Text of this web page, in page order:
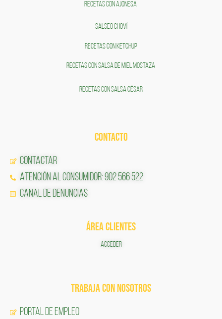
RECETAS CON AJONESA
SALSEO CHOVÍ
RECETAS CON KETCHUP
RECETAS CON SALSA DE MIEL MOSTAZA
RECETAS CON SALSA CÉSAR
CONTACTO
Contactar
Atención al Consumidor: 902 566 522
Canal de Denuncias
ÁREA CLIENTES
ACCEDER
TRABAJA CON NOSOTROS
Portal de Empleo